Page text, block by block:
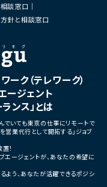
■その他補足
・フルリモート勤務 （初日の
談窓口
針と相談窓口
ク（テレワーク）
ージェント
ンス」とは
でいても東京の仕事にリモートで
業代行として開拓する」ジョブ
！
エージェントが、あなたの希望に
よう、あなたが活躍できるポジシ